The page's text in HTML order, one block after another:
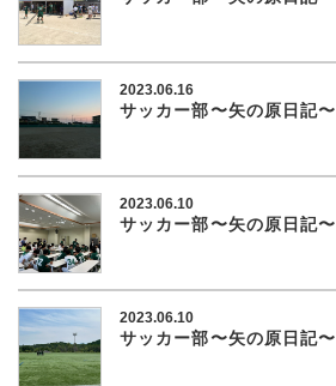
2023.06.16
サッカー部〜矢の原日記〜
2023.06.10
サッカー部〜矢の原日記〜
2023.06.10
サッカー部〜矢の原日記〜